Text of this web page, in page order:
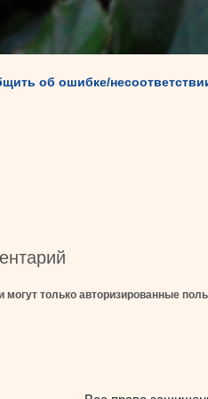
об ошибке/
только авторизированные